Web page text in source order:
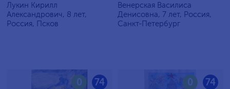
Лукин Кирилл
Александрович, 8 лет,
Россия, Псков
Венерская Василиса
Денисовна, 7 лет, Россия,
Санкт-Петербург
74
0 74
0